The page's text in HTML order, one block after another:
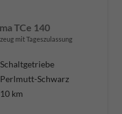
TCe 140
mit Tageszulassung
Schaltgetriebe
Perlmutt-Schwarz
10 km